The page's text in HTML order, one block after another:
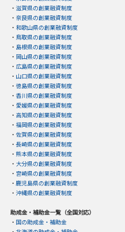
・ 滋賀県の創業融資制度
・ 奈良県の創業融資制度
・ 和歌山県の創業融資制度
・ 鳥取県の創業融資制度
・ 島根県の創業融資制度
・ 岡山県の創業融資制度
・ 広島県の創業融資制度
・ 山口県の創業融資制度
・ 徳島県の創業融資制度
・ 香川県の創業融資制度
・ 愛媛県の創業融資制度
・ 高知県の創業融資制度
・ 福岡県の創業融資制度
・ 佐賀県の創業融資制度
・ 長崎県の創業融資制度
・ 熊本県の創業融資制度
・ 大分県の創業融資制度
・ 宮崎県の創業融資制度
・ 鹿児島県の創業融資制度
・ 沖縄県の創業融資制度
助成金・補助金一覧（全国対応）
・ 国の助成金・補助金